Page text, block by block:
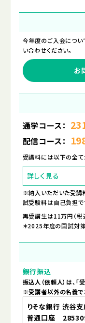
今年度のご入会につい
い合わせください。
お
通学コース：
配信コース：
受講料には以下の全て
詳しく見る
※納入いただいた受講
試受験料は自己負担で
再受講生は11万円（税
＊2025年度の国試対
銀行振込
振込人（依頼人）は、「
※受講者以外の名義で
りそな銀行 渋谷
普通口座